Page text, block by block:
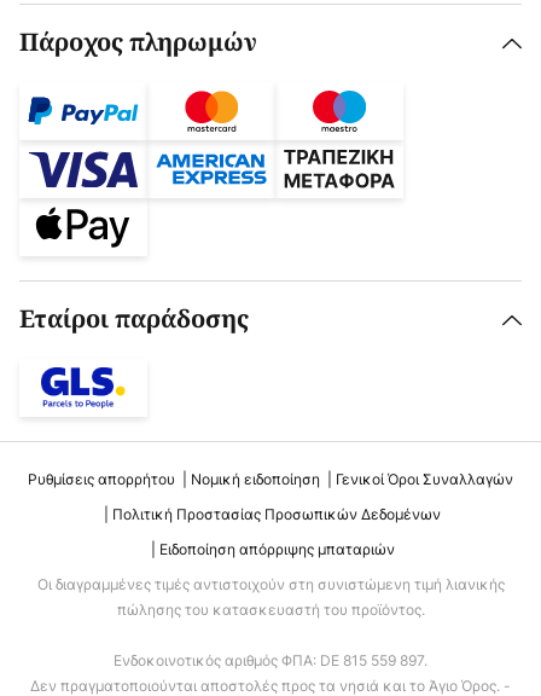
Πάροχος πληρωμών
Εταίροι παράδοσης
Ρυθμίσεις απορρήτου Νομική ειδοποίηση
Γενικοί Όροι Συναλλαγών
Πολιτική Προστασίας Προσωπικών Δεδομένων
Ειδοποίηση απόρριψης μπαταριών
Οι διαγραμμένες τιμές αντιστοιχούν στη συνιστώμενη τιμή λιανικής
πώλησης του κατασκευαστή του προϊόντος.
Ενδοκοινοτικός αριθμός ΦΠΑ: DE 815 559 897.
Δεν πραγματοποιούνται αποστολές προς τα νησιά και το Άγιο Όρος. -